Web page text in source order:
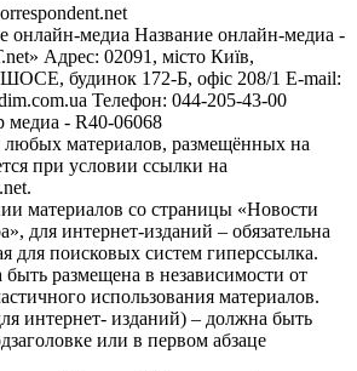
онлайн-медиа Название онлайн-медиа -
Адрес: 02091, місто Київ,
будинок 172-Б, офіс 208/1 E-mail:
Телефон: 044-205-43-00
медиа - R40-06068
любых материалов, размещённых на
при условии ссылки на
материалов со страницы «Новости
для интернет-изданий – обязательна
для поисковых систем гиперссылка.
размещена в независимости от
использования материалов.
интернет- изданий) – должна быть
или в первом абзаце